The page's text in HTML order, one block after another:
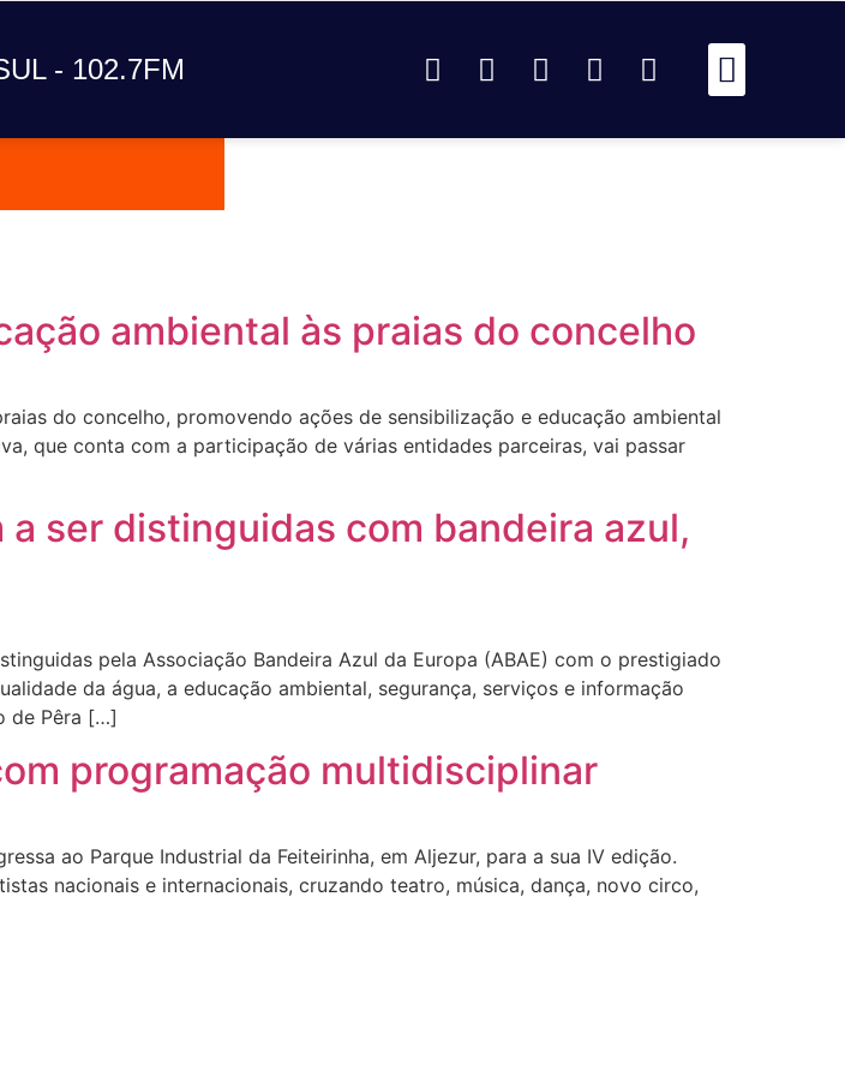
- 102.7FM
NO SUL
ambiental às praias do concelho
do concelho, promovendo ações de sensibilização e educação ambiental
que conta com a participação de várias entidades parceiras, vai passar
ser distinguidas com bandeira azul,
pela Associação Bandeira Azul da Europa (ABAE) com o prestigiado
da água, a educação ambiental, segurança, serviços e informação
de Pêra […]
programação multidisciplinar
ao Parque Industrial da Feiteirinha, em Aljezur, para a sua IV edição.
nacionais e internacionais, cruzando teatro, música, dança, novo circo,